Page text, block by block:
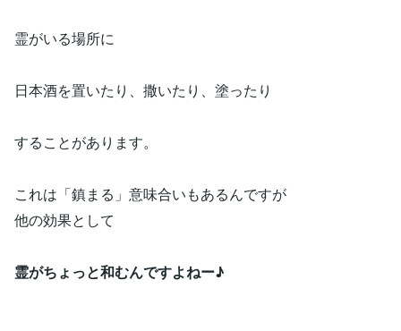
霊がいる場所に
日本酒を置いたり、撒いたり、塗ったり
することがあります。
これは「鎮まる」意味合いもあるんですが
他の効果として
霊がちょっと和むんですよねー♪